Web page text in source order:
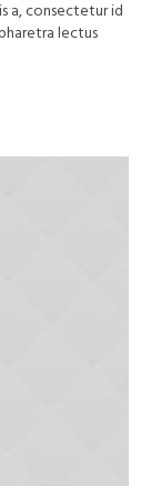
a, consectetur id
lectus